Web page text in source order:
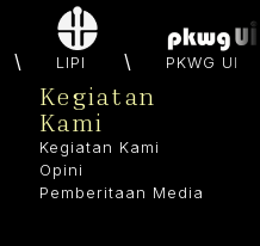
LIPI PKWG UI
Kegiatan
Kami
Kegiatan Kami
Opini
Pemberitaan Media